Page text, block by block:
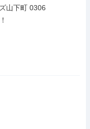
山下町 0306